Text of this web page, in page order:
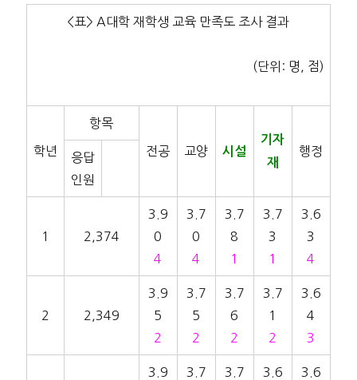
<표> A대학 재학생 교육 만족도 조사 결과
(단위: 명, 점)
학년
항목
전공 교양 시설
기자
재
행정
응답
인원
1 2,374
3.9
0
4
3.7
0
4
3.7
8
1
3.7
3
1
3.6
3
4
2 2,349
3.9
5
2
3.7
5
2
3.7
6
2
3.7
1
2
3.6
4
3
3.9
3.7
3.7
3.6
3.6